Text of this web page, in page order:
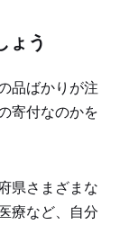
ょう
品ばかりが注
寄付なのかを
県さまざまな
療など、自分